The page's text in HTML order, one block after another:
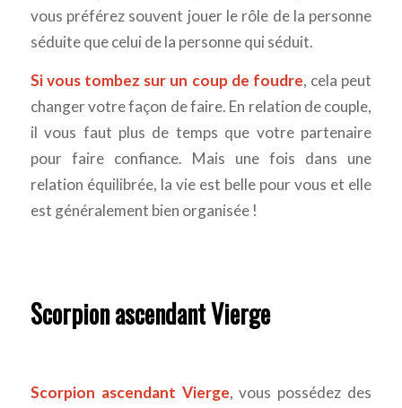
vous préférez souvent jouer le rôle de la personne
séduite que celui de la personne qui séduit.
Si vous tombez sur un coup de foudre, cela peut
changer votre façon de faire. En relation de couple,
il vous faut plus de temps que votre partenaire
pour faire confiance. Mais une fois dans une
relation équilibrée, la vie est belle pour vous et elle
est généralement bien organisée !
Scorpion ascendant Vierge
Scorpion ascendant Vierge, vous possédez des